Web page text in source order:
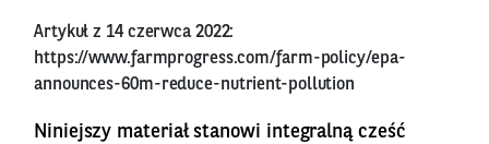
Artykuł z 14 czerwca 2022:
https://www.farmprogress.com/farm-policy/epa-
announces-60m-reduce-nutrient-pollution
Niniejszy materiał stanowi integralną cześć